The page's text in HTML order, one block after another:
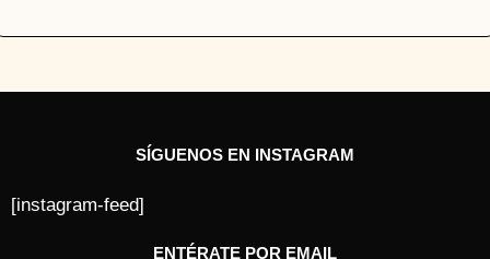
SÍGUENOS EN INSTAGRAM
[instagram-feed]
ENTÉRATE POR EMAIL